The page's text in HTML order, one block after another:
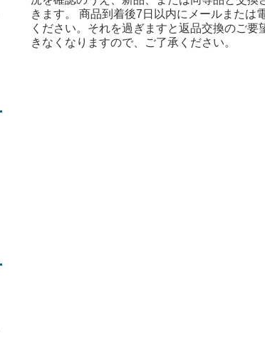
きます。 商品到着後7日以内にメールまたは
ください。それを過ぎますと返品交換のご要
きなくなりますので、ご了承ください。